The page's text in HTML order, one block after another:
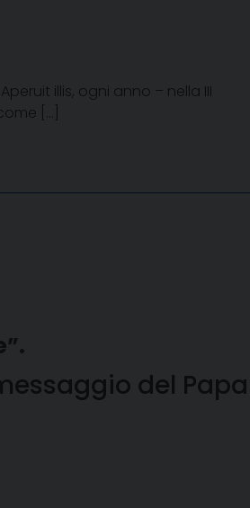
illis, ogni anno – nella III
[…]
del Papa